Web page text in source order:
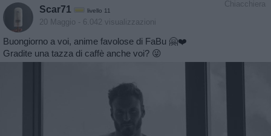
Chiacchiera
Scar71 livello 11
20 Maggio - 6.042 visualizzazioni
Buongiorno a voi, anime favolose di FaBu 🤗❤️
Gradite una tazza di caffè anche voi? 😜